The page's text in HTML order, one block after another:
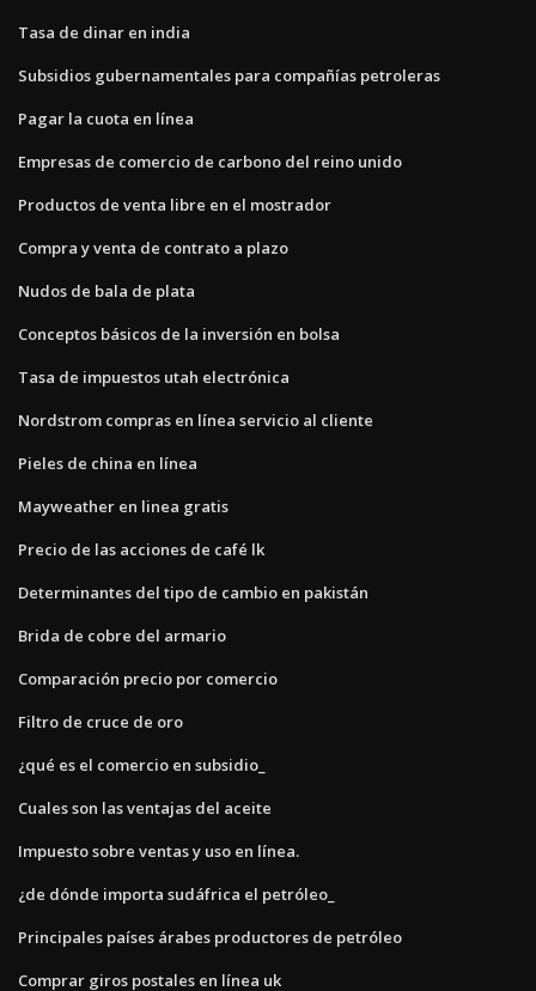
Tasa de dinar en india
Subsidios gubernamentales para compañías petroleras
Pagar la cuota en línea
Empresas de comercio de carbono del reino unido
Productos de venta libre en el mostrador
Compra y venta de contrato a plazo
Nudos de bala de plata
Conceptos básicos de la inversión en bolsa
Tasa de impuestos utah electrónica
Nordstrom compras en línea servicio al cliente
Pieles de china en línea
Mayweather en linea gratis
Precio de las acciones de café lk
Determinantes del tipo de cambio en pakistán
Brida de cobre del armario
Comparación precio por comercio
Filtro de cruce de oro
¿qué es el comercio en subsidio_
Cuales son las ventajas del aceite
Impuesto sobre ventas y uso en línea.
¿de dónde importa sudáfrica el petróleo_
Principales países árabes productores de petróleo
Comprar giros postales en línea uk